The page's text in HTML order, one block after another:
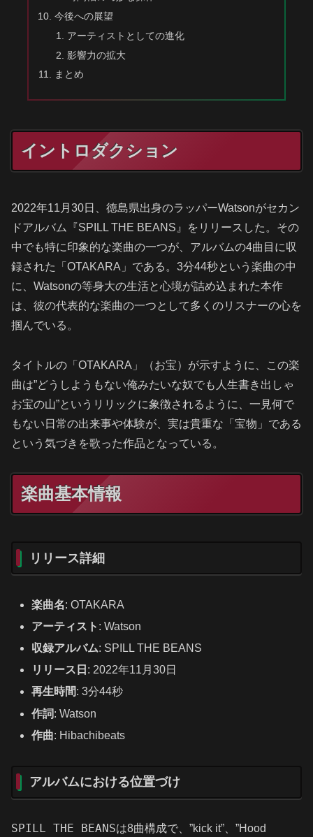
今後への展望
アーティストとしての進化
影響力の拡大
まとめ
イントロダクション
2022年11月30日、徳島県出身のラッパーWatsonがセカン
ドアルバム『SPILL THE BEANS』をリリースした。その
中でも特に印象的な楽曲の一つが、アルバムの4曲目に収
録された「OTAKARA」である。3分44秒という楽曲の中
に、Watsonの等身大の生活と心境が詰め込まれた本作
は、彼の代表的な楽曲の一つとして多くのリスナーの心を
掴んでいる。
タイトルの「OTAKARA」（お宝）が示すように、この楽
曲は”どうしようもない俺みたいな奴でも人生書き出しゃ
お宝の山”というリリックに象徴されるように、一見何で
もない日常の出来事や体験が、実は貴重な「宝物」である
という気づきを歌った作品となっている。
楽曲基本情報
リリース詳細
楽曲名: OTAKARA
アーティスト : Watson
収録アルバム: SPILL THE BEANS
リリース日 : 2022年11月30日
再生時間: 3分44秒
作詞: Watson
作曲: Hibachibeats
アルバムにおける位置づけ
SPILL THE BEANSは8曲構成で、”kick it”、”Hood